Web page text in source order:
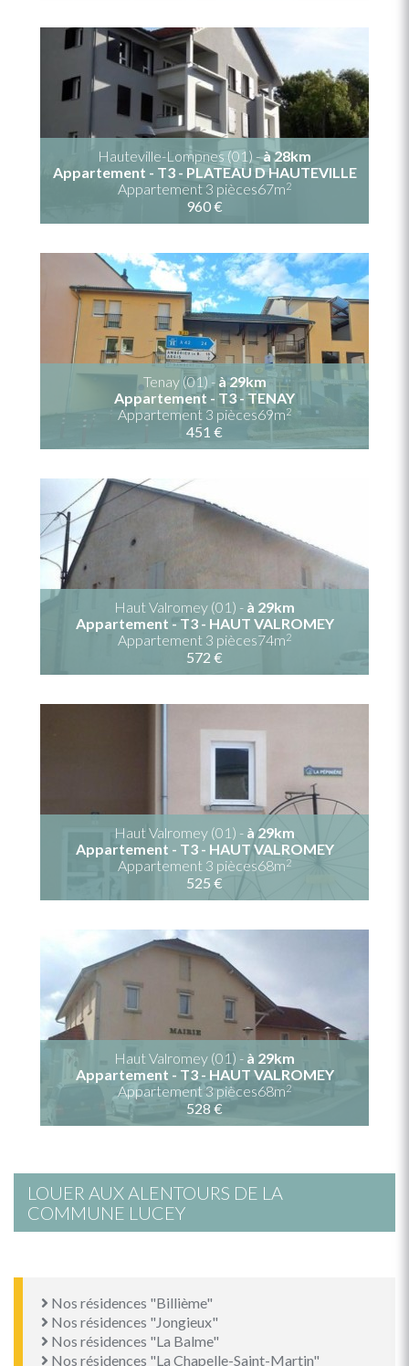
Hauteville-Lompnes (01) -à 28km
Appartement - T3 - PLATEAU D HAUTEVILLE
Appartement 3 pièces67m2
960 €
Tenay (01) - à 29km
Appartement - T3 - TENAY
Appartement 3 pièces69m2
451 €
Haut Valromey (01) - à 29km
Appartement - T3 - HAUT VALROMEY
Appartement 3 pièces74m2
572 €
Haut Valromey (01) - à 29km
Appartement - T3 - HAUT VALROMEY
Appartement 3 pièces68m2
525 €
Haut Valromey (01) - à 29km
Appartement - T3 - HAUT VALROMEY
Appartement 3 pièces68m2
528 €
LOUER AUX ALENTOURS DE LA
COMMUNE LUCEY
Nos résidences "Billième"
Nos résidences "Jongieux"
Nos résidences "La Balme"
Nos résidences "La Chapelle-Saint-Martin"